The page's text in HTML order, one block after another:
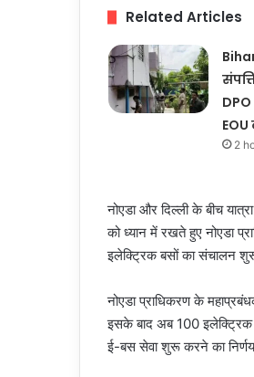
Related Articles
2
नोएडा और दिल्ली के बीच
को ध्यान में रखते हुए नोएडा
इलेक्ट्रिक बसों का संचालन
नोएडा प्राधिकरण के
इसके बाद अब 100 इलेक्ट्रिक
ई-बस सेवा शुरू करने का निर्णय